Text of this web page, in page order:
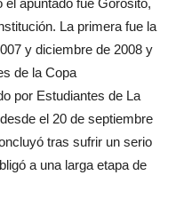
apuntado fue Gorosito,
La primera fue la
y diciembre de 2008 y
de la Copa
por Estudiantes de La
el 20 de septiembre
tras sufrir un serio
a una larga etapa de